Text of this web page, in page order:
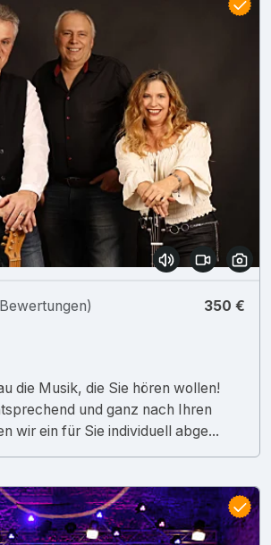
350 €
die Musik, die Sie hören wollen!
und ganz nach Ihren
wir ein für Sie individuell abge...